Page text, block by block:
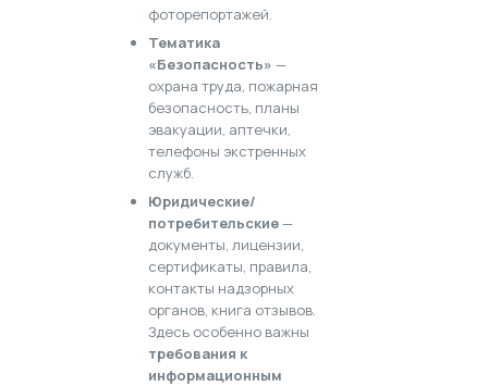
фоторепортажей.
Тематика
«Безопасность» —
охрана труда, пожарная
безопасность, планы
эвакуации, аптечки,
телефоны экстренных
служб.
Юридические/
потребительские—
документы, лицензии,
сертификаты, правила,
контакты надзорных
органов, книга отзывов.
Здесь особенно важны
требования к
информационным